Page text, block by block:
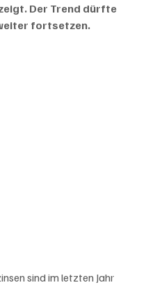
Der Trend dürfte
fortsetzen.
sind im letzten Jahr